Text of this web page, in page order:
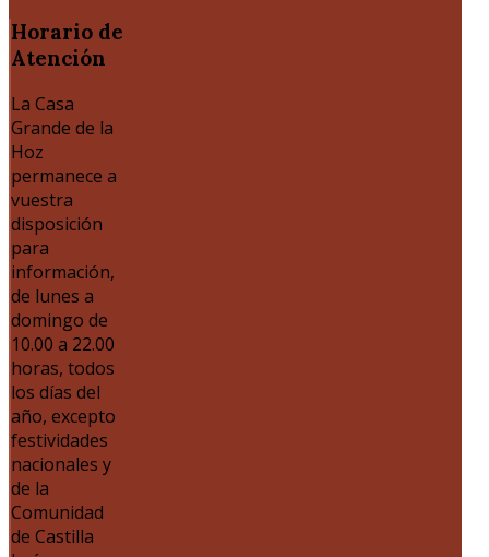
Horario de
Atención
La Casa
Grande de la
Hoz
permanece a
vuestra
disposición
para
información,
de lunes a
domingo de
10.00 a 22.00
horas, todos
los días del
año, excepto
festividades
nacionales y
de la
Comunidad
de Castilla